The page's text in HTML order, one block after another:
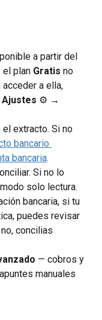
a partir del
el plan Gratis no
a ella,
Ajustes ⚙️ →
extracto. Si no
bancario
bancaria.
Si no lo
solo lectura.
bancaria, si tu
puedes revisar
concilias
— cobros y
manuales